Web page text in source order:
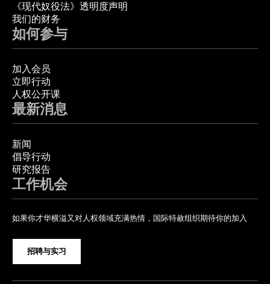
《现代奴役法》透明度声明
我们的财务
如何参与
加入会员
立即行动
人权公开课
最新消息
新闻
倡导行动
研究报告
工作机会
如果你才华横溢又对人权领域充满热情，国际特赦组织期待你的加入
招聘与实习